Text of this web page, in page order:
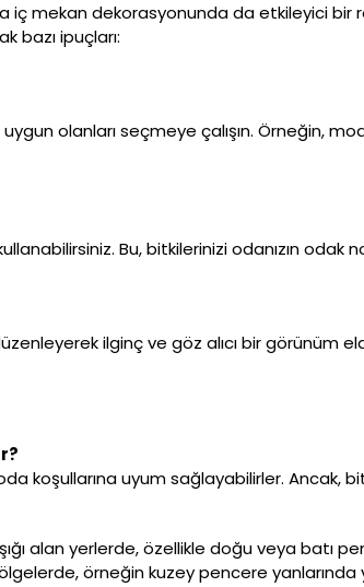
iç mekan dekorasyonunda da etkileyici bir
bazı ipuçları:
olanları seçmeye çalışın. Örneğin,
Bu, bitkilerinizi odanızın odak
ilginç ve göz alıcı bir görünüm
koşullarına uyum sağlayabilirler. Ancak,
alan yerlerde, özellikle doğu veya batı
örneğin kuzey pencere